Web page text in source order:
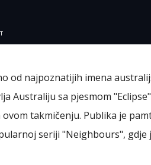
od najpoznatijih imena
Australiju sa pjesmom
takmičenju. Publika je
seriji "Neighbours", gdje